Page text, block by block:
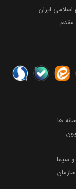
ایران
ها
سیما